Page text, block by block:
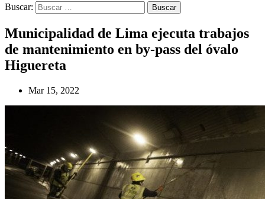
Buscar:
Municipalidad de Lima ejecuta trabajos
de mantenimiento en by-pass del óvalo
Higuereta
Mar 15, 2022